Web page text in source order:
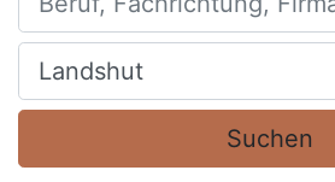
Ort, Stadt
Suchen